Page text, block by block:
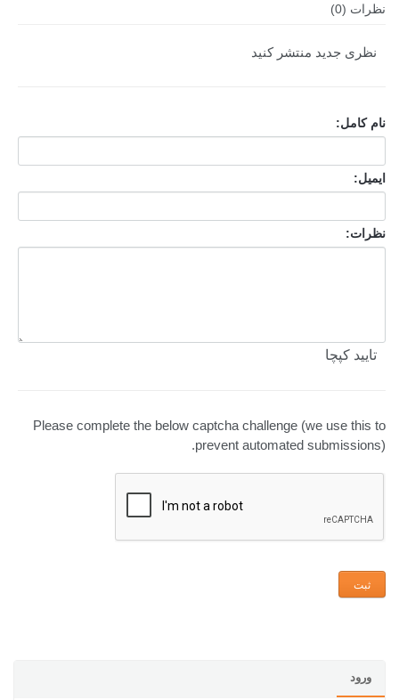
ورود
نظرات (0)
نظری جدید منتشر کنید
نام کامل:
ایمیل:
نظرات:
تایید کپچا
Please complete the below captcha challenge (we use this to
prevent automated submissions).